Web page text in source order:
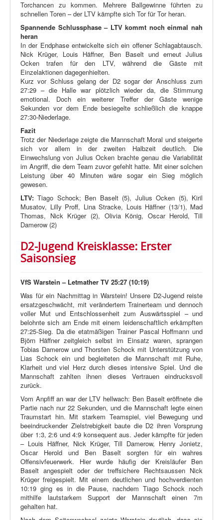
Torchancen zu kommen. Mehrere Ballgewinne führten zu
schnellen Toren – der LTV kämpfte sich Tor für Tor heran.
Spannende Schlussphase – LTV kommt noch einmal nah
heran
In der Endphase entwickelte sich ein offener Schlagabtausch.
Nick Krüger, Louis Häffner, Ben Baselt und erneut Julius
Ocken trafen für den LTV, während die Gäste mit
Einzelaktionen dagegenhielten.
Kurz vor Schluss gelang der D2 sogar der Anschluss zum
27:29 – die Halle war plötzlich wieder da, die Stimmung
emotional. Doch ein weiterer Treffer der Gäste wenige
Sekunden vor dem Ende besiegelte schließlich die knappe
27:30-Niederlage.
Fazit
Trotz der Niederlage zeigte die Mannschaft Moral und steigerte
sich vor allem in der zweiten Halbzeit deutlich. Die
Einwechslung von Julius Ocken brachte genau die Variabilität
im Angriff, die dem Team zuvor gefehlt hatte. Mit einer solchen
Leistung über 40 Minuten wäre sogar ein Sieg möglich
gewesen.
LTV: Tiago Schock; Ben Baselt (5), Julius Ocken (5), Kiril
Musatov, Lilly Proff, Lina Stracke, Louis Häffner (13/1), Mad
Thomas, Nick Krüger (2), Olivia König, Oscar Herold, Till
Damerow (2)
D2-Jugend Kreisklasse: Erster
Saisonsieg
VfS Warstein – Letmather TV 25:27 (10:19)
Was für ein Nachmittag in Warstein! Unsere D2-Jugend reiste
ersatzgeschwächt, mit verändertem Trainerteam und dennoch
voller Mut und Entschlossenheit zum Auswärtsspiel – und
belohnte sich am Ende mit einem leidenschaftlich erkämpften
27:25-Sieg. Da die etatmäßigen Trainer Pascal Hoffmann und
Björn Häffner zeitgleich selbst im Einsatz waren, sprangen
Tobias Damerow und Thorsten Schock mit Unterstützung von
Lias Schock ein und begleiteten die Mannschaft mit Ruhe,
Klarheit und viel Herz durch dieses intensive Spiel. Und die
Mannschaft zahlten ihnen dieses Vertrauen eindrucksvoll
zurück.
Vom Anpfiff an war der LTV hellwach: Ben Baselt eröffnete die
Partie nach nur 22 Sekunden, und die Mannschaft legte einen
Traumstart hin. Mit starkem Teamspiel, viel Bewegung und
beeindruckender Zielstrebigkeit baute die D2 ihren Vorsprung
über 1:3, 2:6 und 4:9 konsequent aus. Jeder kämpfte für jeden
– Louis Häffner, Nick Krüger, Till Damerow, Henry Jonietz,
Oscar Herold und Ben Baselt sorgten für ein wahres
Offensivfeuerwerk. Hier wurde häufig der Kreisläufer Ben
Baselt angespielt oder der treffsichere Rechtsaussen Nick
Krüger freigespielt. Mit einem deutlichen und hochverdienten
10:19 ging es in die Pause, nachdem Tiago Schock noch
mithilfe lautstarkem Support der Mannschaft einen 7m
gehalten hat.